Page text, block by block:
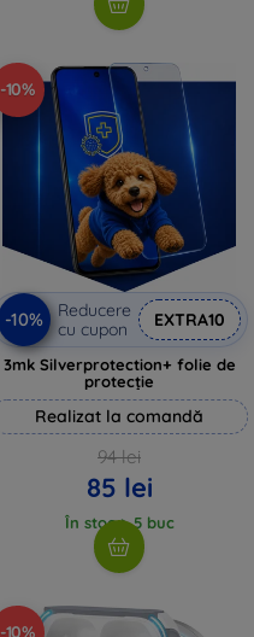
-10%
-10%
Reducere
cu cupon
EXTRA10
3mk Silverprotection+ folie de
protecție
Realizat la comandă
94 lei
85 lei
În stoc > 5 buc
-10%